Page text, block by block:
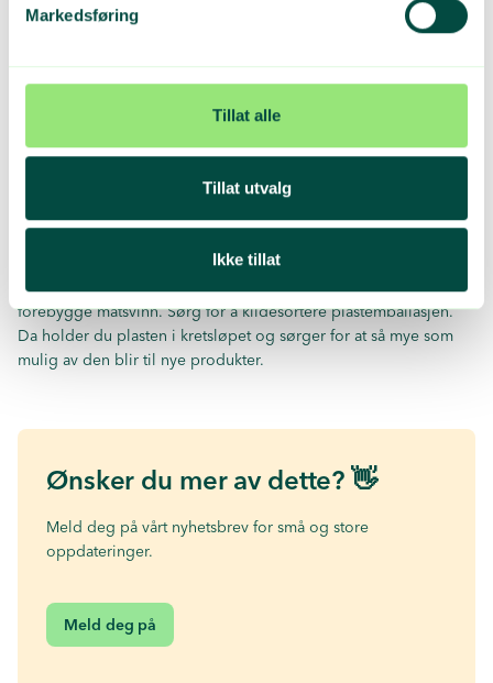
Markedsføring
Tillat alle
Tillat utvalg
Ikke tillat
likevel de færreste forunt. For dem som har denne anledningen
grønnsaker i jakten på de beste varene. På den måten kan du i
hvert fall sørge for at butikkens svinn fra uemballerte produkter
Om årsaken til at du ergrer deg over plastemballasje rundt frukt
altså ergrelsen og irritasjonen helt unødvendig. Noe ekstra avfall
i form av mer plastemballasje er bedre for miljøet og med på å
forebygge matsvinn. Sørg for å kildesortere plastemballasjen.
Da holder du plasten i kretsløpetog sørger for at så mye som
mulig av den blir til nye produkter.
Ønsker du mer av dette? 👋
Meld deg på vårt nyhetsbrev for små og store
oppdateringer.
Meld deg på